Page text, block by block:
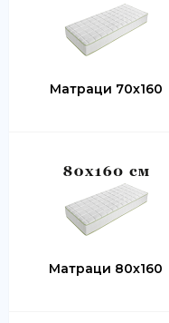
Матраци 70х160
Матраци 80х160